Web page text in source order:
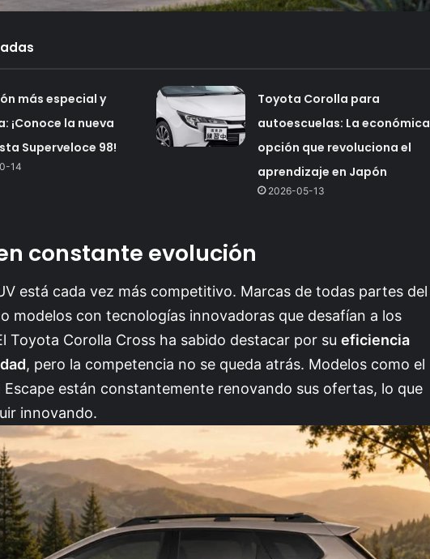
más especial y
¡Conoce la nueva
Superveloce 98!
14
Toyota Corolla para
autoescuelas: La económica
opción que revoluciona el
aprendizaje en Japón
2026-05-13
constante evolución
está cada vez más competitivo. Marcas de todas partes del
modelos con tecnologías innovadoras que desafían a los
Toyota Corolla Cross ha sabido destacar por su eficiencia
, pero la competencia no se queda atrás. Modelos como el
Escape están constantemente renovando sus ofertas, lo que
innovando.